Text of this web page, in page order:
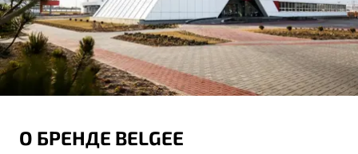
от 1 699 990 ₽*
Обзор В наличии
X70
Подробно
Тест-драйв
Будьте еще более уверены на дорогах с программой
Преимущества программы
О БРЕНДЕ BELGEE